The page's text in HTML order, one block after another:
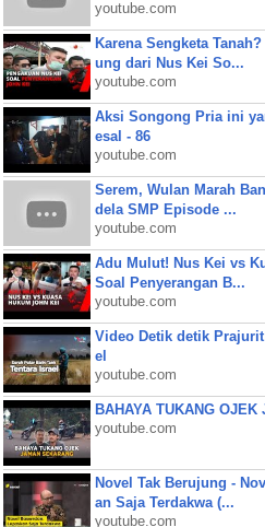
youtube.com
Karena Sengketa
ung dari Nus Kei So...
youtube.com
Aksi Songong Pria ini
esal - 86
youtube.com
Serem, Wulan Marah
dela SMP Episode ...
youtube.com
Adu Mulut! Nus Kei vs
Soal Penyerangan B...
youtube.com
Video Detik detik
el
youtube.com
BAHAYA TUKANG OJEK
youtube.com
Novel Tak Berujung -
an Saja Terdakwa (...
youtube.com